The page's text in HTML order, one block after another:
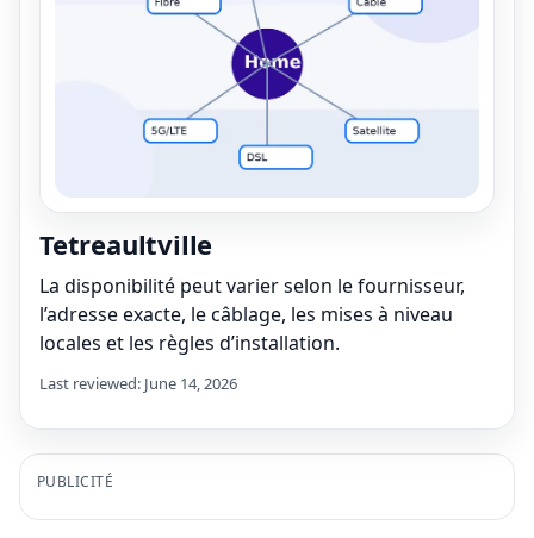
Tetreaultville
La disponibilité peut varier selon le fournisseur,
l’adresse exacte, le câblage, les mises à niveau
locales et les règles d’installation.
Last reviewed: June 14, 2026
PUBLICITÉ